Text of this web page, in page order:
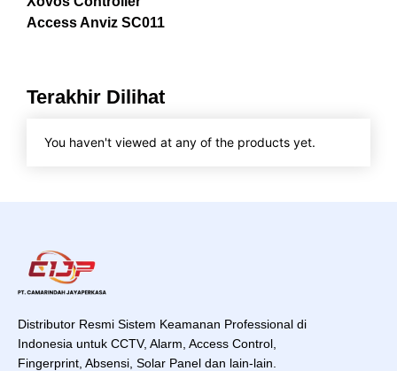
Access Anviz SC011
Terakhir Dilihat
You haven't viewed at any of the products yet.
Distributor Resmi Sistem Keamanan Professional di
Indonesia untuk CCTV, Alarm, Access Control,
Fingerprint, Absensi, Solar Panel dan lain-lain.